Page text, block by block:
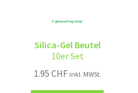
Silica-Gel Beutel
10er Set
1.95 CHF inkl. MWSt.